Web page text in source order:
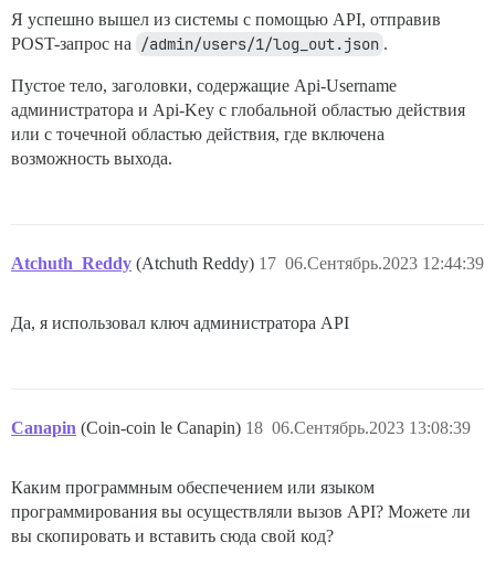
Я успешно вышел из системы с помощью API, отправив
POST-запрос на
/admin/users/1/log_out.json .
Пустое тело, заголовки, содержащие Api-Username
администратора и Api-Key с глобальной областью действия
или с точечной областью действия, где включена
возможность выхода.
Atchuth_Reddy (Atchuth Reddy) 06.Сентябрь.2023 12:44:39
17
Да, я использовал ключ администратора API
Canapin (Coin-coin le Canapin) 06.Сентябрь.2023 13:08:39
18
Каким программным обеспечением или языком
программирования вы осуществляли вызов API? Можете ли
вы скопировать и вставить сюда свой код?